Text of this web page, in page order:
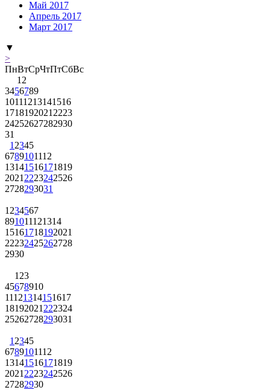
Май 2017
Апрель 2017
Март 2017
▼
>
ПнВтСрЧтПтСбВс
1 2
3456789
10111213141516
1718192021 2223
24252627282930
31
1 2345
6789101112
13141516171819
2021 2223242526
2728293031
1 234567
891011121314
15161718192021
22232425262728
2930
1 23
45678910
11121314151617
18192021 222324
25262728293031
1 2345
6789101112
13141516171819
2021 2223242526
27282930